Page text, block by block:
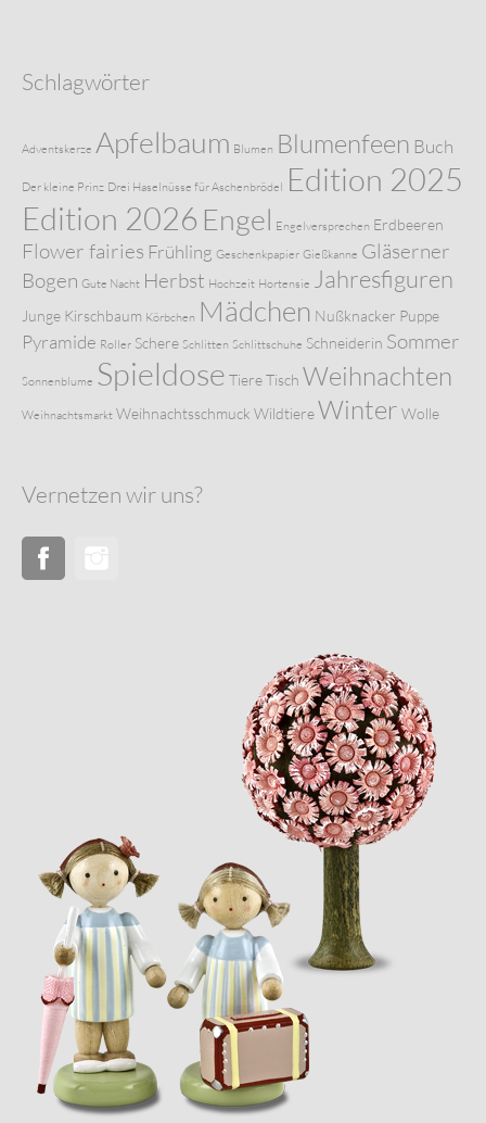
Schlagwörter
Adventskerze Apfelbaum Blumen Blumenfeen Buch
Der kleine Prinz Drei Haselnüsse für Aschenbrödel Edition 2025
Edition 2026 Engel Engelversprechen Erdbeeren
Flower fairies Frühling Geschenkpapier Gießkanne Gläserner
Bogen Gute Nacht Herbst Hochzeit Hortensie Jahresfiguren
Junge Kirschbaum Körbchen Mädchen Nußknacker Puppe
Pyramide Roller Schere Schlitten Schlittschuhe Schneiderin Sommer
Sonnenblume Spieldose TiereTisch Weihnachten
Weihnachtsmarkt Weihnachtsschmuck WildtiereWinter Wolle
Vernetzen wir uns?